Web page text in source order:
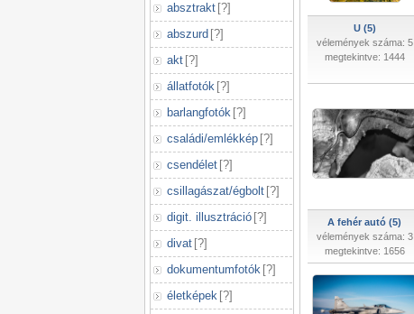
absztrakt [?]
abszurd [?]
akt [?]
állatfotók [?]
barlangfotók [?]
családi/emlékkép [?]
csendélet [?]
csillagászat/égbolt [?]
digit. illusztráció [?]
divat [?]
dokumentumfotók [?]
életképek [?]
U (5)
vélemények száma: 5
megtekintve: 1444
A fehér autó (5)
vélemények száma: 3
megtekintve: 1656